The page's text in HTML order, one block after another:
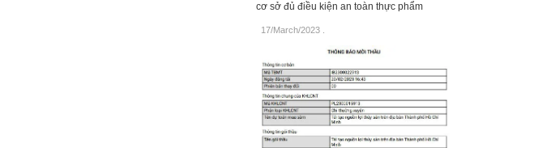
cơ sở đủ điều kiện an toàn thực phẩm
17/March/2023.